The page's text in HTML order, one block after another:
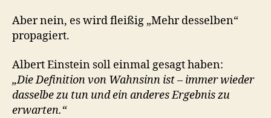
Aber nein, es wird fleißig „Mehr desselben“
propagiert.
Albert Einstein soll einmal gesagt haben:
„Die Definition von Wahnsinn ist – immer wieder
dasselbe zu tun und ein anderes Ergebnis zu
erwarten.“